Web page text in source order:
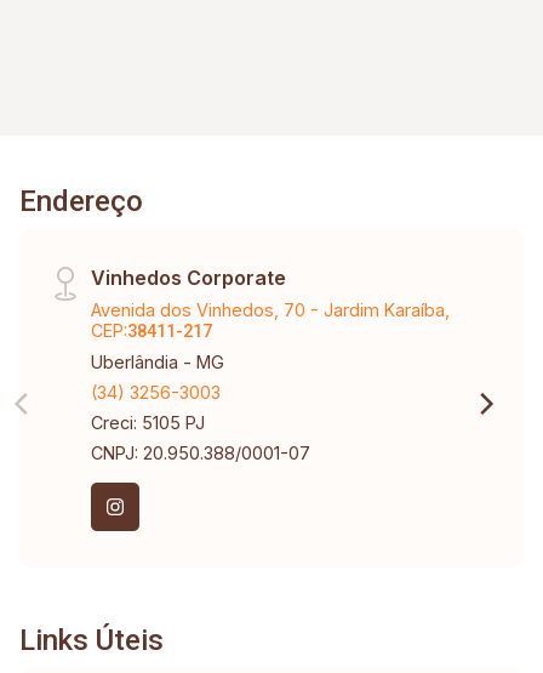
Endereço
Vinhedos Corporate
Avenida dos Vinhedos, 70 - Jardim Karaíba,
CEP:38411-217
Uberlândia - MG
(34) 3256-3003
Creci: 5105 PJ
CNPJ: 20.950.388/0001-07
Links Úteis